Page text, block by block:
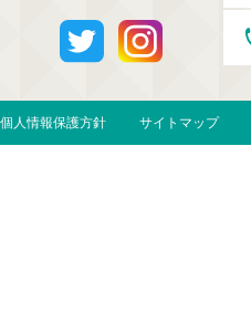
個人情報保護方針 サイトマップ